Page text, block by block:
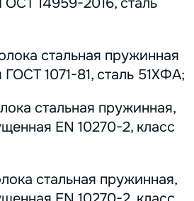
стальная пружинная
1071-81, сталь 51ХФА;
стальная пружинная,
EN 10270-2, класс
стальная пружинная,